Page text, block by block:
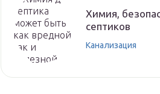
Химия,
септиков
Канализация